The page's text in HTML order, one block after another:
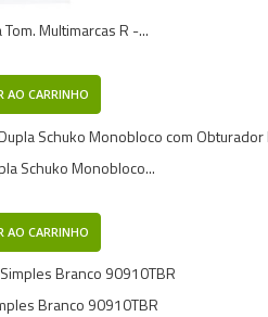
Multimarcas R -...
AO CARRINHO
Schuko Monobloco...
AO CARRINHO
Branco 90910TBR